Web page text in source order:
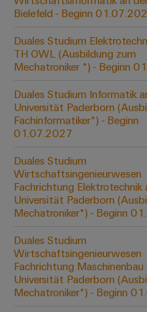
für
die
Wasser-
Abwasserindustrie
Wasserstoff
Wasserstoff
Schlüsseltechnologie
für
die
Energiewende
Effizienter
Betrieb
von
Windparks
Werkzeuge
Automaten
Software
Markierer
Industriedrucker
Cabinet
Infrastructure
Bestückte
Klemmenleisten
Bielefeld - Beginn
Duales Studium
TH OWL (Ausbildung zum
Mechatroniker *) - Beginn
Duales Studium Informatik
Universität Paderborn
Fachinformatiker*) - Beginn
01.07.2027
Duales Studium
Wirtschaftsingenieurwesen
Fachrichtung Elektrotechnik
Universität Paderborn
Mechatroniker*) - Beginn
Duales Studium
Wirtschaftsingenieurwesen
Fachrichtung Maschinenbau
Universität Paderborn
Mechatroniker*) - Beginn